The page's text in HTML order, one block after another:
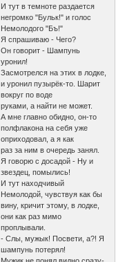
И тут в темноте раздается
негромко "Бульк!" и голос
Немолодого "Бъ!"
Я спрашиваю - Чего?
Он говорит - Шампунь
уронил!
Засмотрелся на этих в лодке,
и уронил пузырёк-то. Шарит
вокруг по воде
руками, а найти не может.
А мне главно обидно, он-то
полфлакона на себя уже
оприходовал, а я как
раз за ним в очередь занял.
Я говорю с досадой - Ну и
звездец, помылись!
И тут находчивый
Немолодой, чувствуя как бы
вину, кричит этому, в лодке,
они как раз мимо
проплывали.
- Слы, мужык! Посвети, а?! Я
шампунь потерял!
Мужик не понял видно сразу-